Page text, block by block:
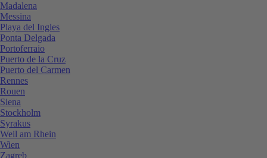
Madalena
Messina
Playa del Ingles
Ponta Delgada
Portoferraio
Puerto de la Cruz
Puerto del Carmen
Rennes
Rouen
Siena
Stockholm
Syrakus
Weil am Rhein
Wien
Zagreb